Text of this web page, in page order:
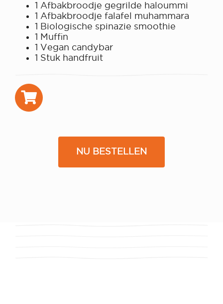
1 Afbakbroodje gegrilde haloummi
1 Afbakbroodje falafel muhammara
1 Biologische spinazie smoothie
1 Muffin
1 Vegan candybar
1 Stuk handfruit
NU BESTELLEN